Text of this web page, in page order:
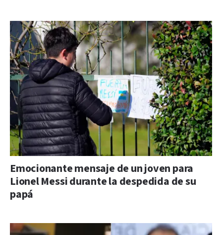
Emocionante mensaje de un joven para
Lionel Messi durante la despedida de su
papá